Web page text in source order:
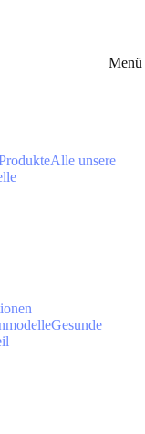
Menü
Alle unsere
Gesunde